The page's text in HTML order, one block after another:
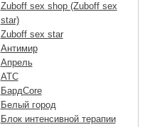
Zuboff sex shop (Zuboff sex
star)
Zuboff sex star
Антимир
Апрель
АТС
БардCore
Белый город
Блок интенсивной терапии